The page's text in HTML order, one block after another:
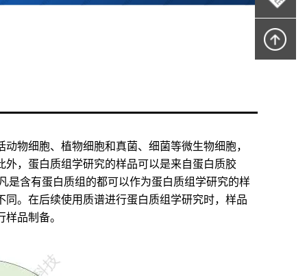
物细胞、植物细胞和真菌、细菌等微生物细胞，
，蛋白质组学研究的样品可以是来自蛋白质胶
是含有蛋白质组的都可以作为蛋白质组学研究的样
。在后续使用质谱进行蛋白质组学研究时，样品
品制备。